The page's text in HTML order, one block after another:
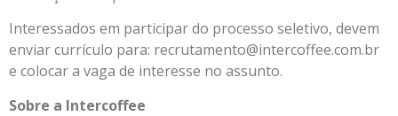
Interessados em participar do processo seletivo, devem
enviar currículo para: recrutamento@intercoffee.com.br
e colocar a vaga de interesse no assunto.
Sobre a Intercoffee